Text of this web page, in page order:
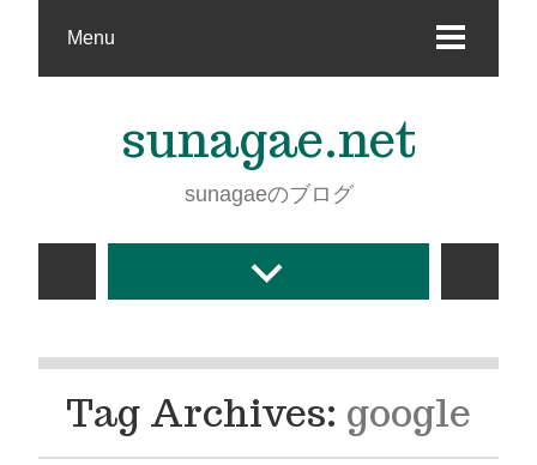
Menu
sunagae.net
sunagaeのブログ
Tag Archives: google